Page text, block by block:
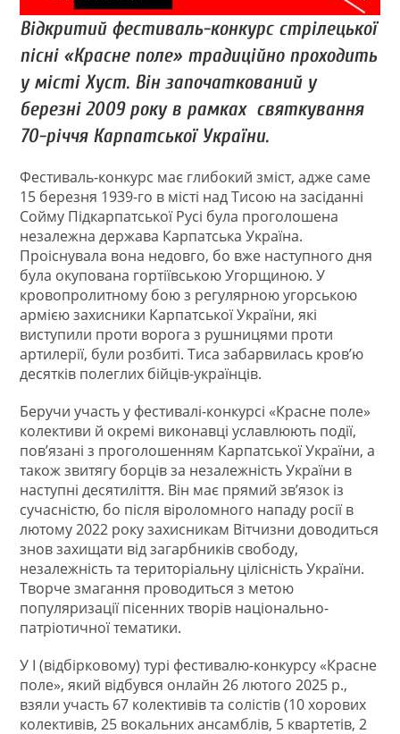
Відкритий фестиваль-конкурс стрілецької
пісні «Красне поле» традиційно проходить
у місті Хуст. Він започаткований у
березні 2009 року в рамках святкування
70-річчя Карпатської України.
Фестиваль-конкурс має глибокий зміст, адже саме
15 березня 1939-го в місті над Тисою на засіданні
Сойму Підкарпатської Русі була проголошена
незалежна держава Карпатська Україна.
Проіснувала вона недовго, бо вже наступного дня
була окупована гортіївською Угорщиною. У
кровопролитному бою з регулярною угорською
армією захисники Карпатської України, які
виступили проти ворога з рушницями проти
артилерії, були розбиті. Тиса забарвилась кров’ю
десятків полеглих бійців-українців.
Беручи участь у фестивалі-конкурсі «Красне поле»
колективи й окремі виконавці уславлюють події,
пов’язані з проголошенням Карпатської України, а
також звитягу борців за незалежність України в
наступні десятиліття. Він має прямий зв’язок із
сучасністю, бо після віроломного нападу росії в
лютому 2022 року захисникам Вітчизни доводиться
знов захищати від загарбників свободу,
незалежність та територіальну цілісність України.
Творче змагання проводиться з метою
популяризації пісенних творів національно-
патріотичної тематики.
У І (відбірковому) турі фестивалю-конкурсу «Красне
поле», який відбувся онлайн 26 лютого 2025 р.,
взяли участь 67 колективів та солістів (10 хорових
колективів, 25 вокальних ансамблів, 5 квартетів, 2